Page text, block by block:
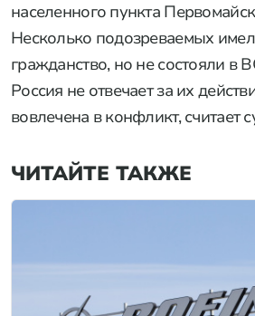
населенного пункта
Несколько подозреваемых
гражданство, но не состояли в
Россия не отвечает за их
вовлечена в конфликт, считает
ЧИТАЙТЕ ТАКЖЕ